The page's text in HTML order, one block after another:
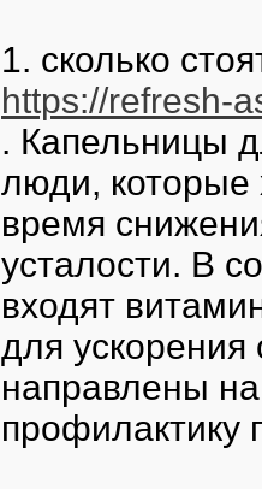
1. сколько
https://refresh-
. Капельницы
люди, которые
время
усталости. В
входят
для
направлены
профилактику